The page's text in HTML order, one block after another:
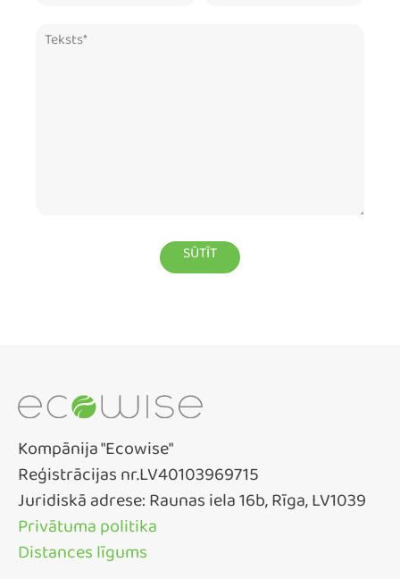
Kompānija "Ecowise"
Reģistrācijas nr.LV40103969715
Juridiskā adrese: Raunas iela 16b, Rīga, LV1039
Privātuma politika
Distances līgums